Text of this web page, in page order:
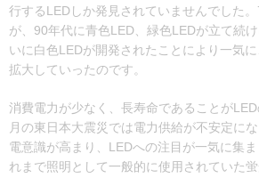
行するLEDしか発見されていませんでした
が、90年代に青色LED、緑色LEDが立て続
いに白色LEDが開発されたことにより一気
拡大していったのです。
消費電力が少なく、長寿命であることが
月の東日本大震災では電力供給が不安定に
電意識が高まり、LEDへの注目が一気に集
れまで照明として一般的に使用されていた